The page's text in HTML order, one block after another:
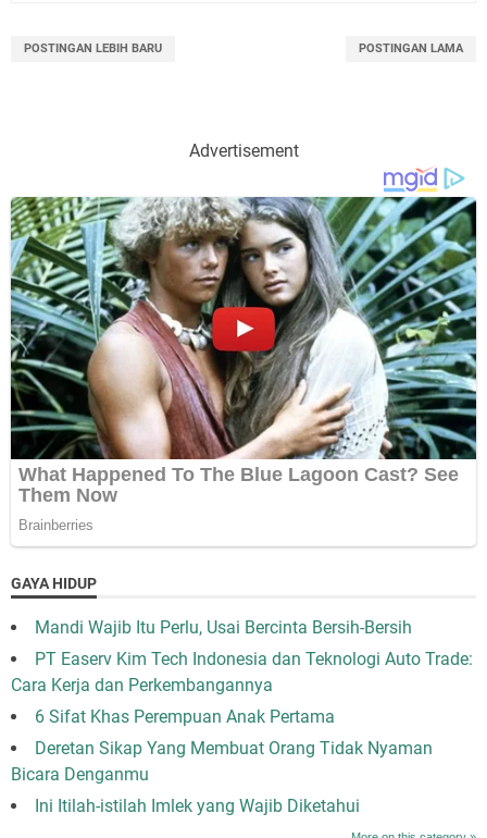
POSTINGAN LEBIH BARU POSTINGAN LAMA
Advertisement
GAYA HIDUP
Mandi Wajib Itu Perlu, Usai Bercinta Bersih-Bersih
PT Easerv Kim Tech Indonesia dan Teknologi Auto Trade:
Cara Kerja dan Perkembangannya
6 Sifat Khas Perempuan Anak Pertama
Deretan Sikap Yang Membuat Orang Tidak Nyaman
Bicara Denganmu
Ini Itilah-istilah Imlek yang Wajib Diketahui